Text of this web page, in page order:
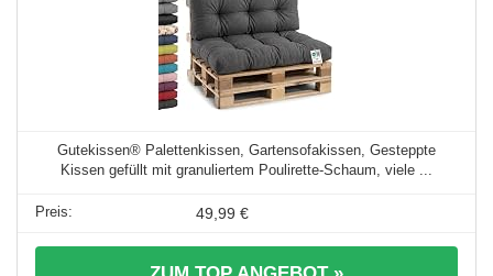
Gutekissen® Palettenkissen, Gartensofakissen, Gesteppte
Kissen gefüllt mit granuliertem Poulirette-Schaum, viele ...
49,99 €